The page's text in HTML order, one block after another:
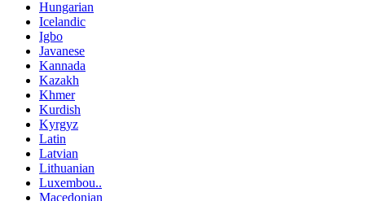
Hungarian
Icelandic
Igbo
Javanese
Kannada
Kazakh
Khmer
Kurdish
Kyrgyz
Latin
Latvian
Lithuanian
Luxembou..
Macedonian